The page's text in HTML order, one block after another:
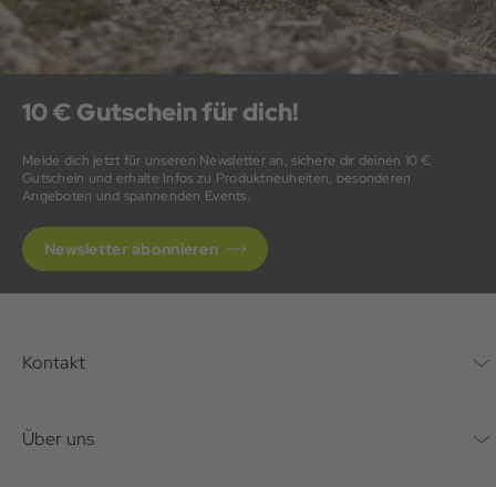
10 € Gutschein für dich!
Melde dich jetzt für unseren Newsletter an, sichere dir deinen 10 €
Gutschein und erhalte Infos zu Produktneuheiten, besonderen
Angeboten und spannenden Events.
Newsletter abonnieren
Kontakt
Über uns